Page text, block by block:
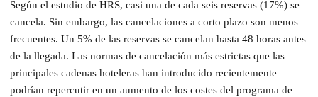
Según el estudio de HRS, casi una de cada seis reservas (17%) se
cancela. Sin embargo, las cancelaciones a corto plazo son menos
frecuentes. Un 5% de las reservas se cancelan hasta 48 horas antes
de la llegada. Las normas de cancelación más estrictas que las
principales cadenas hoteleras han introducido recientemente
podrían repercutir en un aumento de los costes del programa de